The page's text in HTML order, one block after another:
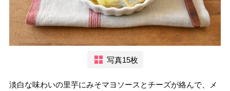
写真15枚
淡白な味わいの里芋にみそマヨソースとチーズが絡んで、メ